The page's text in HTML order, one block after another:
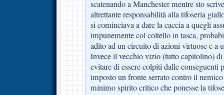
scatenando a Manchester mentre sto
altrettante responsabilità alla tifoseria
si cominciava a dare la caccia a quegli
impunemente col coltello in tasca,
adito ad un circuito di azioni virtuose e a
Invece il vecchio vizio (tutto capitolino) di
evitare di essere colpiti dalle conseguenti
imposto un fronte serrato contro il
minimo spirito critico che ponesse la